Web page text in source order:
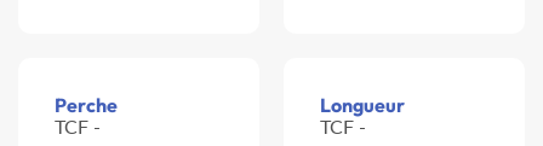
Perche
TCF -
Longueur
TCF -